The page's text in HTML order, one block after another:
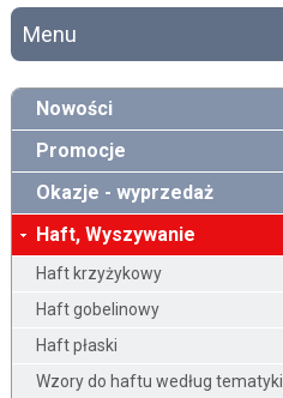
Menu
Nowości
Promocje
Okazje - wyprzedaż
Haft, Wyszywanie
Haft krzyżykowy
Haft gobelinowy
Haft płaski
Wzory do haftu według tematyki